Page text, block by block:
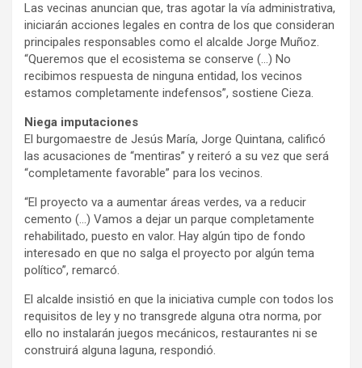
Las vecinas anuncian que, tras agotar la vía administrativa,
iniciarán acciones legales en contra de los que consideran
principales responsables como el alcalde Jorge Muñoz.
“Queremos que el ecosistema se conserve (…) No
recibimos respuesta de ninguna entidad, los vecinos
estamos completamente indefensos”, sostiene Cieza.
Niega imputaciones
El burgomaestre de Jesús María, Jorge Quintana, calificó
las acusaciones de “mentiras” y reiteró a su vez que será
“completamente favorable” para los vecinos.
“El proyecto va a aumentar áreas verdes, va a reducir
cemento (…) Vamos a dejar un parque completamente
rehabilitado, puesto en valor. Hay algún tipo de fondo
interesado en que no salga el proyecto por algún tema
político”, remarcó.
El alcalde insistió en que la iniciativa cumple con todos los
requisitos de ley y no transgrede alguna otra norma, por
ello no instalarán juegos mecánicos, restaurantes ni se
construirá alguna laguna, respondió.